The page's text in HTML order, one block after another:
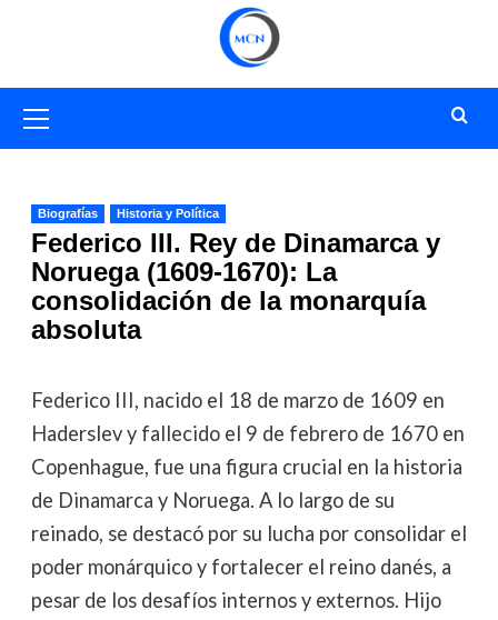
primario
Biografías Historia y Política
Federico III. Rey de Dinamarca y
Noruega (1609-1670): La
consolidación de la monarquía
absoluta
Federico III, nacido el 18 de marzo de 1609 en
Haderslev y fallecido el 9 de febrero de 1670 en
Copenhague, fue una figura crucial en la historia
de Dinamarca y Noruega. A lo largo de su
reinado, se destacó por su lucha por consolidar el
poder monárquico y fortalecer el reino danés, a
pesar de los desafíos internos y externos. Hijo